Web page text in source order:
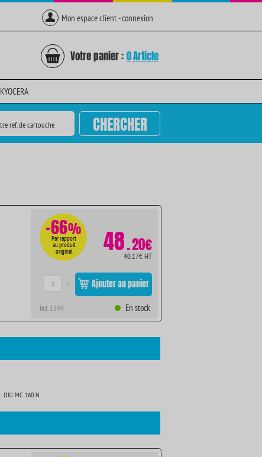
Mon espace client - connexion
Votre panier : 0Article
KYOCERA
ref. de cartouche CHERCHER
-66%
Par rapport
au produit
original 48.20€
40.17€ HT
Ajouter au panier
Ref. 1349 En stock
OKI MC 160 N